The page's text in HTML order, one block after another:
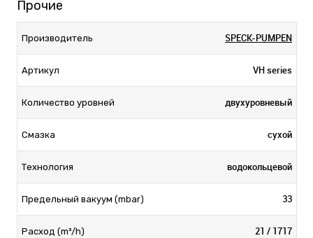
Прочие
Производитель SPECK-PUMPEN
Артикул VH series
Количество уровней двухуровневый
Смазка сухой
Технология водокольцевой
Предельный вакуум (mbar) 33
Расход (m³/h) 21 / 1717